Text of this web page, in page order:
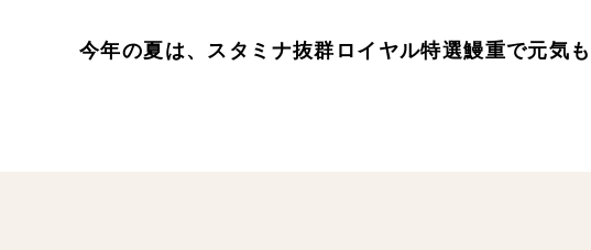
今年の夏は、スタミナ抜群ロイヤル特選鰻重で元気